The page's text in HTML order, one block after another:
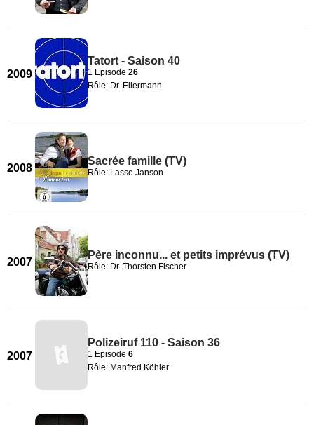
2009
Tatort - Saison 40
1 Episode 26
Rôle: Dr. Ellermann
2008
Sacrée famille (TV)
Rôle: Lasse Janson
2007
Père inconnu... et petits imprévus (TV)
Rôle: Dr. Thorsten Fischer
2007
Polizeiruf 110 - Saison 36
1 Episode 6
Rôle: Manfred Köhler